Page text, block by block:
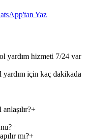
Yaz
yardım hizmeti 7/24 var
için kaç dakikada
+
+
mı?+